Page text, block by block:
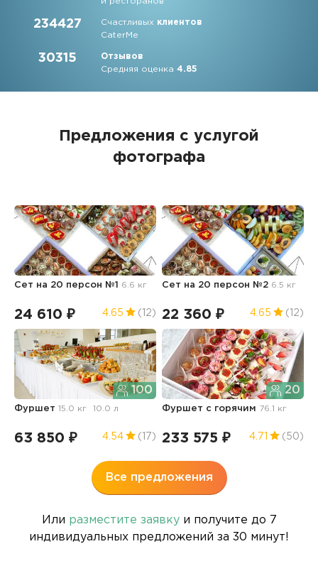
234427 Счастливых клиентов
CaterMe
30315
Отзывов
Средняя оценка4.85
Предложения с услугой
фотографа
Сет на 20 персон №1 6.6 кг
24 610 ₽ 4.65 (12)
Сет на 20 персон №2 6.5 кг
22 360 ₽ 4.65 (12)
100
Фуршет15.0 кг 10.0 л
63 850 ₽ 4.54 (17)
20
Фуршет с горячим 76.1 кг
233 575 ₽ 4.71 (50)
Все предложения
Или разместите заявкуи получите до 7
индивидуальных предложений за 30 минут!